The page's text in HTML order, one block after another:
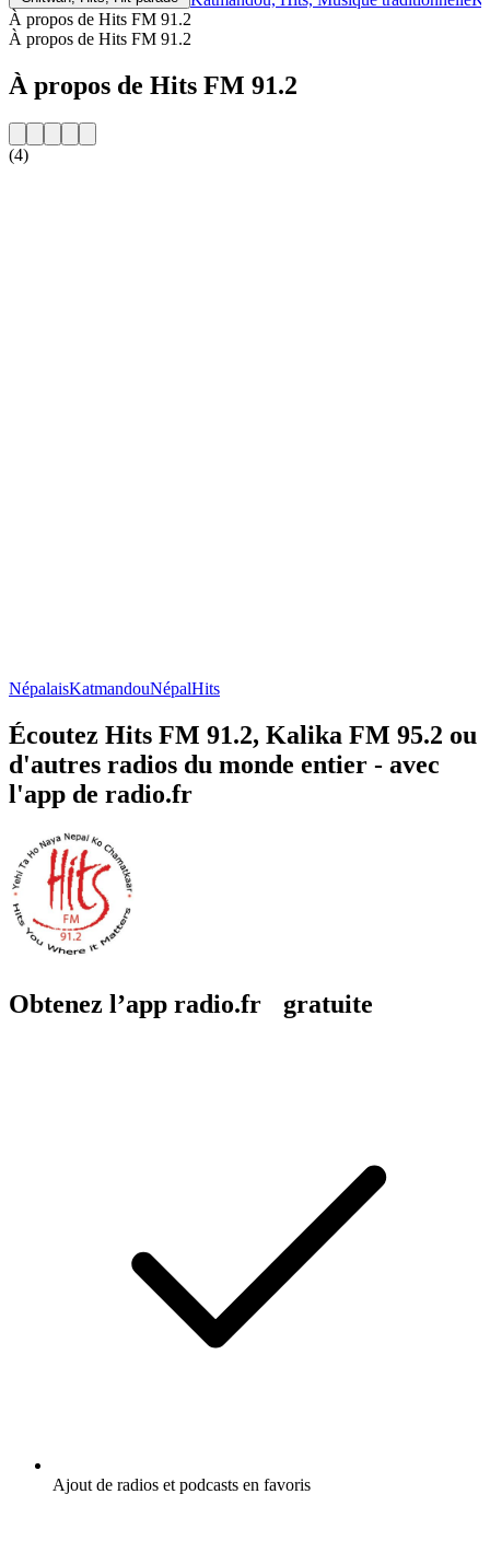
À propos de Hits FM 91.2
À propos de Hits FM 91.2
À propos de Hits FM 91.2
(4)
NépalaisKatmandouNépalHits
Écoutez Hits FM 91.2, Kalika FM 95.2 ou
d'autres radios du monde entier - avec
l'app de radio.fr
Obtenez l’app radio.fr gratuite
Ajout de radios et podcasts en favoris